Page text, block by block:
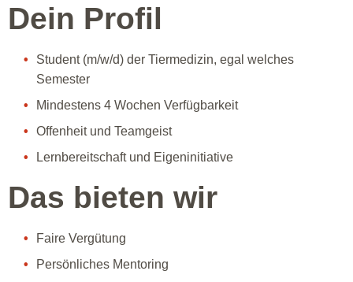
Dein Profil
Student (m/w/d) der Tiermedizin, egal welches
Semester
Mindestens 4 Wochen Verfügbarkeit
Offenheit und Teamgeist
Lernbereitschaft und Eigeninitiative
Das bieten wir
Faire Vergütung
Persönliches Mentoring